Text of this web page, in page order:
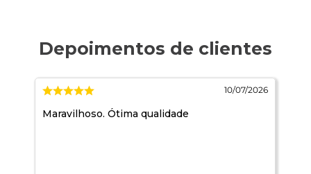
10/07/2026
Maravilhoso. Ótima qualidade